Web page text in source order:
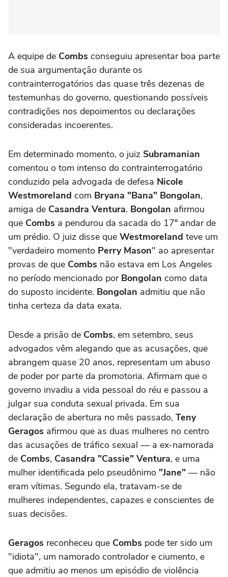
A equipe de Combs conseguiu apresentar boa parte
de sua argumentação durante os
contrainterrogatórios das quase três dezenas de
testemunhas do governo, questionando possíveis
contradições nos depoimentos ou declarações
consideradas incoerentes.
Em determinado momento, o juiz Subramanian
comentou o tom intenso do contrainterrogatório
conduzido pela advogada de defesa Nicole
Westmoreland com Bryana "Bana" Bongolan,
amiga de Casandra Ventura. Bongolan afirmou
que Combs a pendurou da sacada do 17º andar de
um prédio. O juiz disse que Westmoreland teve um
"verdadeiro momento Perry Mason" ao apresentar
provas de que Combs não estava em Los Angeles
no período mencionado por Bongolan como data
do suposto incidente. Bongolan admitiu que não
tinha certeza da data exata.
Desde a prisão de Combs, em setembro, seus
advogados vêm alegando que as acusações, que
abrangem quase 20 anos, representam um abuso
de poder por parte da promotoria. Afirmam que o
governo invadiu a vida pessoal do réu e passou a
julgar sua conduta sexual privada. Em sua
declaração de abertura no mês passado, Teny
Geragos afirmou que as duas mulheres no centro
das acusações de tráfico sexual — a ex-namorada
de Combs, Casandra "Cassie" Ventura, e uma
mulher identificada pelo pseudônimo "Jane" — não
eram vítimas. Segundo ela, tratavam-se de
mulheres independentes, capazes e conscientes de
suas decisões.
Geragos reconheceu que Combs pode ter sido um
"idiota", um namorado controlador e ciumento, e
que admitiu ao menos um episódio de violência